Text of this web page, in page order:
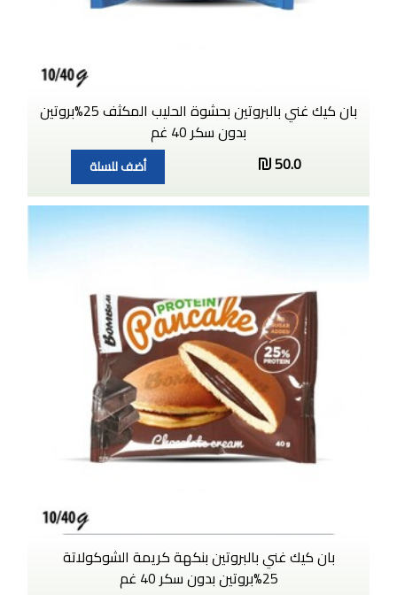
بان كيك غني بالبروتين بحشوة الحليب المكثف 25%بروتين
بدون سكر 40 غم
50.0
أضف للسلة
بان كيك غني بالبروتين بنكهة كريمة الشوكولاتة
25%بروتين بدون سكر 40 غم